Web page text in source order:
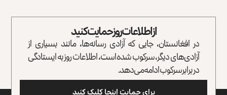
از اطلاعات روز حمایت کنید
در افغانستان، جایی که آزادی رسانه‌ها، مانند بسیاری از
آزادی‌های دیگر، سرکوب شده است، اطلاعات روز به ایستادگی
در برابر سرکوب ادامه می‌دهد.
برای حمایت اینجا کلیک کنید